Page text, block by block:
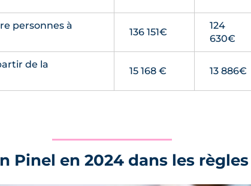
personnes à
136 151€
124
630€
de la
15 168 € 13 886€
Pinel en 2024 dans les règles